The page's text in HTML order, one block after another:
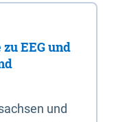
EEG und
und